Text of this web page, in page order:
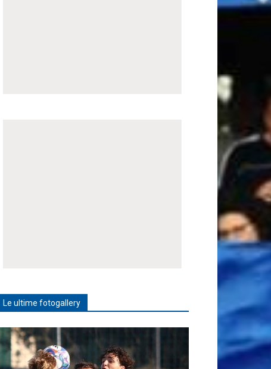
Le ultime fotogallery